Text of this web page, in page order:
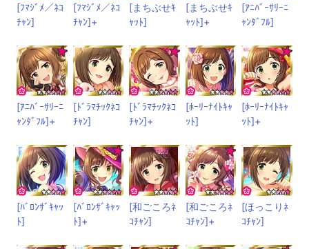
[ﾌﾏｼﾞﾒ／ﾈｺ
ﾁｬﾝ]
[ﾌﾏｼﾞﾒ／ﾈｺ
ﾁｬﾝ]+
[まちぶせｷ
ｬｯﾄ]
[まちぶせｷ
ｬｯﾄ]+
[ｱﾆﾊﾞｰｻﾘｰﾆ
ｬﾝﾀﾞﾌﾙ]
[ｱﾆﾊﾞｰｻﾘｰﾆ
ｬﾝﾀﾞﾌﾙ]+
[ﾄﾞﾗﾏﾁｯｸﾈｺ
ﾁｬﾝ]
[ﾄﾞﾗﾏﾁｯｸﾈｺ
ﾁｬﾝ]+
[ﾎｰﾘｰﾅｲﾄｷｬ
ｯﾄ]
[ﾎｰﾘｰﾅｲﾄｷｬ
ｯﾄ]+
[ﾊﾞﾛﾝｻﾞｷｬｯ
ﾄ]
[ﾊﾞﾛﾝｻﾞｷｬｯ
ﾄ]+
[和ごころﾈ
ｺﾁｬﾝ]
[和ごころﾈ
ｺﾁｬﾝ]+
[ほっこりﾈ
ｺﾁｬﾝ]